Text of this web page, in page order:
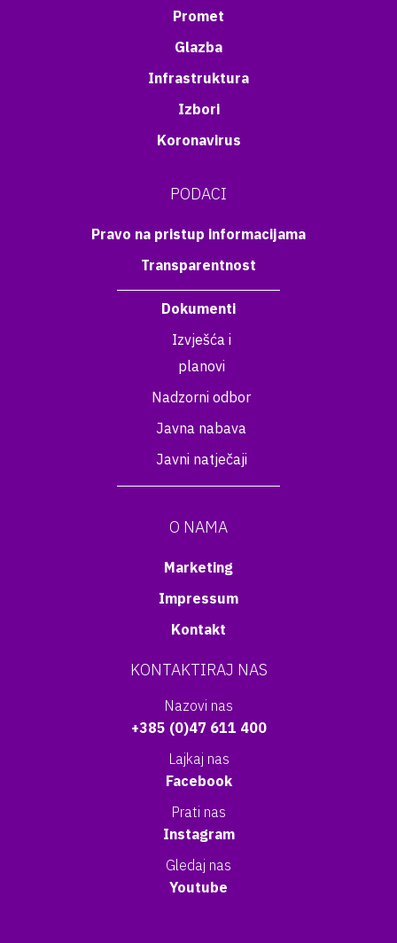
Promet
Glazba
Infrastruktura
Izbori
Koronavirus
PODACI
Pravo na pristup informacijama
Transparentnost
Dokumenti
Izvješća i
planovi
Nadzorni odbor
Javna nabava
Javni natječaji
O NAMA
Marketing
Impressum
Kontakt
KONTAKTIRAJ NAS
Nazovi nas
+385 (0)47 611 400
Lajkaj nas
Facebook
Prati nas
Instagram
Gledaj nas
Youtube